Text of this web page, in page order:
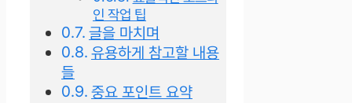
인 작업 팁
글을 마치며
유용하게 참고할 내용
들
중요 포인트 요약